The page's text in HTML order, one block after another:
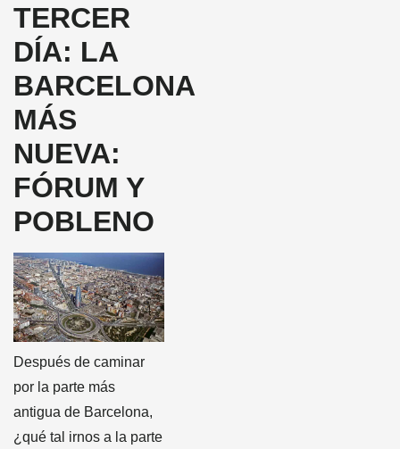
TERCER
DÍA: LA
BARCELONA
MÁS
NUEVA:
FÓRUM Y
POBLENO
Después de caminar
por la parte más
antigua de Barcelona,
¿qué tal irnos a la parte